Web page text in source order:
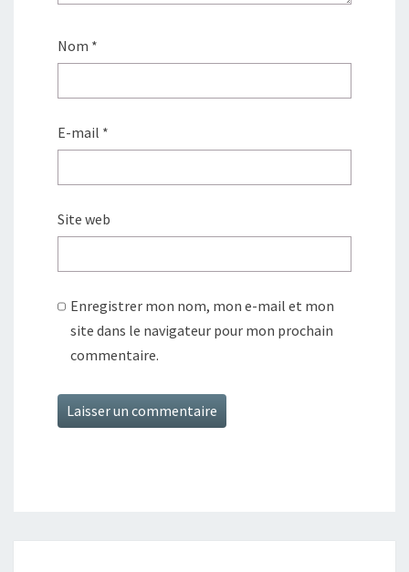
Nom *
E-mail *
Site web
Enregistrer mon nom, mon e-mail et mon
site dans le navigateur pour mon prochain
commentaire.